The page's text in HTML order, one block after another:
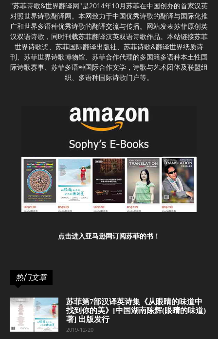
"苏菲诗歌&世界翻译网"是2014年10月苏菲在中国创办的首家汉英
对照世界诗歌翻译网。本网致力于中国优秀诗歌的翻译与国际化推
广和世界多语种优秀诗歌的翻译交流与传播。网站发表苏菲原创英
汉双语诗歌，同时刊载苏菲翻译汉英双语诗歌作品。本站链接苏菲
世界诗歌奖、苏菲国际翻译出版社、苏菲诗歌&翻译世界纸质诗
刊、苏菲世界诗歌博物馆、苏菲合作代理的多国籍多语种本土性国
际诗歌赛事、苏菲多语种国际合作文学，诗歌与艺术团体及联盟组
织、多语种国际诗歌门户等。
点击进入亚马逊网订阅苏菲的书！
热门文章
苏菲第7部汉译英诗集《从眼睛的味道中
找到你的美》[中国湖南陈辉(眼睛的味道)
著] 出版发行
2019-12-20